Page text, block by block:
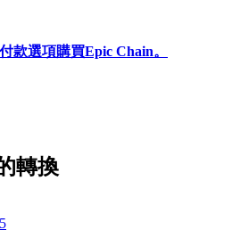
款選項購買Epic Chain。
轉換